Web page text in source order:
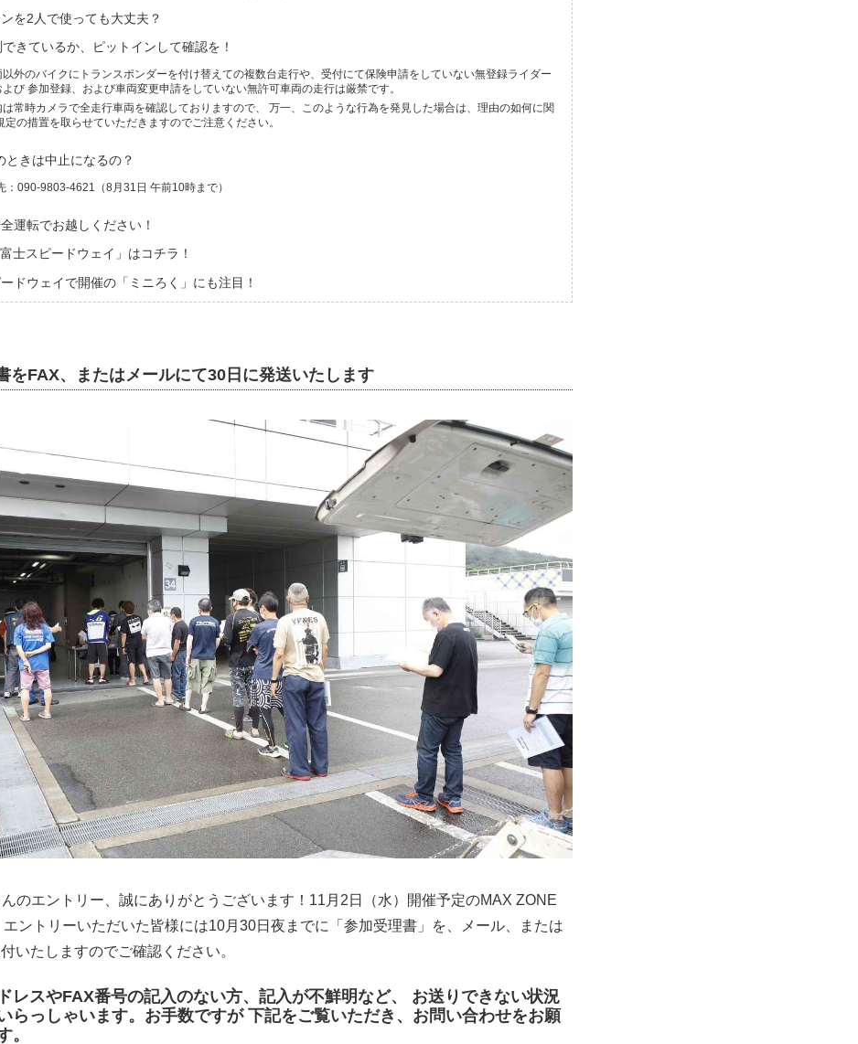
を2人で使っても大丈夫？
きているか、ピットインして確認を！
外のバイクにトランスポンダーを付け替えての複数台走行や、受付にて保険申請をしていない無登録ライダー
び 参加登録、および車両変更申請をしていない無許可車両の走行は厳禁です。
は常時カメラで全走行車両を確認しておりますので、 万一、このような行為を発見した場合は、理由の如何に関
定の措置を取らせていただきますのでご注意ください。
ときは中止になるの？
：090-9803-4621（8月31日 午前10時まで）
運転でお越しください！
士スピードウェイ」はコチラ！
ドウェイで開催の「ミニろく」にも注目！
をFAX、またはメールにて30日に発送いたします
のエントリー、誠にありがとうございます！11月2日（水）開催予定のMAX ZONE
ントリーいただいた皆様には10月30日夜までに「参加受理書」を、メール、または
いたしますのでご確認ください。
レスやFAX番号の記入のない方、記入が不鮮明など、 お送りできない状況
らっしゃいます。お手数ですが 下記をご覧いただき、お問い合わせをお願
。